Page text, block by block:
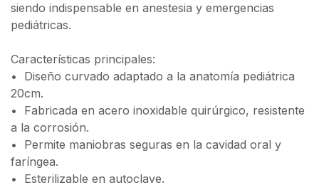
siendo indispensable en anestesia y emergencias
pediátricas.
Características principales:
•⁠ ⁠Diseño curvado adaptado a la anatomía pediátrica
20cm.
•⁠ ⁠Fabricada en acero inoxidable quirúrgico, resistente
a la corrosión.
•⁠ ⁠Permite maniobras seguras en la cavidad oral y
faríngea.
•⁠ ⁠Esterilizable en autoclave.